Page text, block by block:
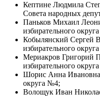
Кептине Людмила
Совета народных
Паньков Михаил
избирательного
Кобылянский Сергей
избирательного
Мериакров Григорий
избирательного
Шорис Анна Ивановна
округа №4;
Волощук Иван